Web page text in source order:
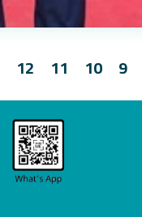
9
10
11
12